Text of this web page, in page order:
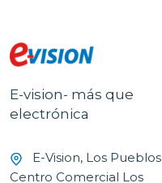
E-vision- más que
electrónica
E-Vision, Los Pueblos
Centro Comercial Los